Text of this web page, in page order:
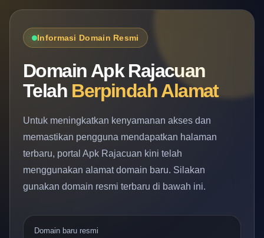
Informasi Domain Resmi
Domain Apk Rajacuan
Telah Berpindah Alamat
Untuk meningkatkan kenyamanan akses dan
memastikan pengguna mendapatkan halaman
terbaru, portal Apk Rajacuan kini telah
menggunakan alamat domain baru. Silakan
gunakan domain resmi terbaru di bawah ini.
Domain baru resmi